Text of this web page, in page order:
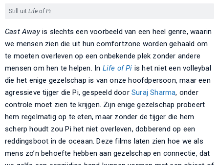
Still uit Life of Pi
Cast Awayis slechts een voorbeeld van een heel genre, waarin
we mensen zien die uit hun comfortzone worden gehaald om
te moeten overleven op een onbekende plek zonder andere
mensen om hen te helpen. In Life of Pi is het niet een volleybal
die het enige gezelschap is van onze hoofdpersoon, maar een
agressieve tijger die Pi, gespeeld door Suraj Sharma, onder
controle moet zien te krijgen. Zijn enige gezelschap probeert
hem regelmatig op te eten, maar zonder de tijger die hem
scherp houdt zou Pi het niet overleven, dobberend op een
reddingsboot in de oceaan. Deze films laten zien hoe we als
mens zo’n behoefte hebben aan gezelschap en connectie, dat